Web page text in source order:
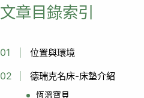
文章目錄索引
位置與環境
德瑞克名床-床墊介紹
恆溫寶貝